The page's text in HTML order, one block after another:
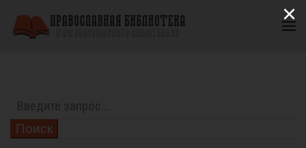
Поиск
×